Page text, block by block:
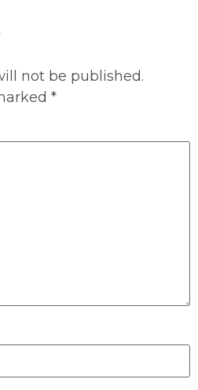
not be published.
*